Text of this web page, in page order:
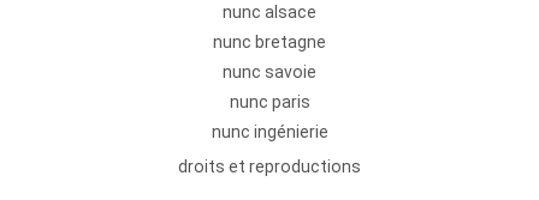
nunc alsace
nunc bretagne
nunc savoie
nunc paris
nunc ingénierie
droits et reproductions